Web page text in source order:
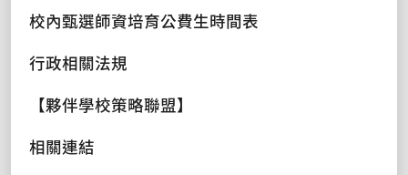
校內甄選師資培育公費生時間表
行政相關法規
【夥伴學校策略聯盟】
相關連結